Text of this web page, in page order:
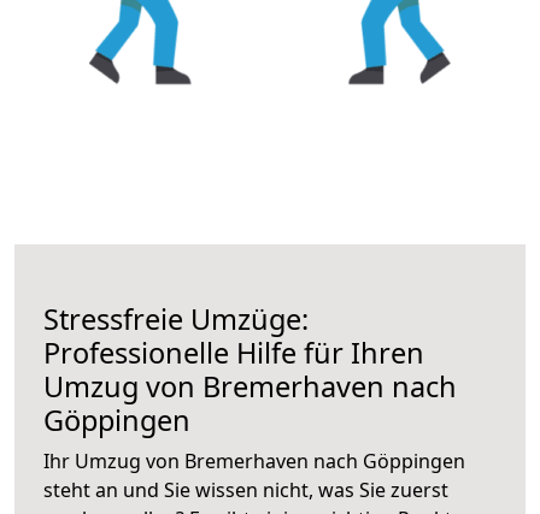
Stressfreie Umzüge:
Professionelle Hilfe für Ihren
Umzug von Bremerhaven nach
Göppingen
Ihr Umzug von Bremerhaven nach Göppingen
steht an und Sie wissen nicht, was Sie zuerst